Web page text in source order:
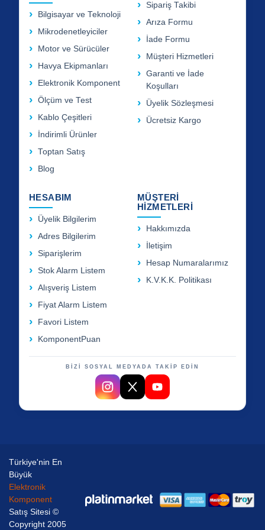
Bilgisayar ve Teknoloji
Mikrodenetleyiciler
Motor ve Sürücüler
Havya Ekipmanları
Elektronik Komponent
Ölçüm ve Test
Kablo Çeşitleri
İndirimli Ürünler
Toptan Satış
Blog
Sipariş Takibi
Arıza Formu
İade Formu
Müşteri Hizmetleri
Garanti ve İade
Koşulları
Üyelik Sözleşmesi
Ücretsiz Kargo
HESABIM
Üyelik Bilgilerim
Adres Bilgilerim
Siparişlerim
Stok Alarm Listem
Alışveriş Listem
Fiyat Alarm Listem
Favori Listem
KomponentPuan
MÜŞTERİ
HİZMETLERİ
Hakkımızda
İletişim
Hesap Numaralarımız
K.V.K.K. Politikası
BİZİ SOSYAL MEDYADA TAKİP EDİN
Türkiye'nin En
Büyük
Elektronik
Komponent
Satış Sitesi ©
Copyright 2005